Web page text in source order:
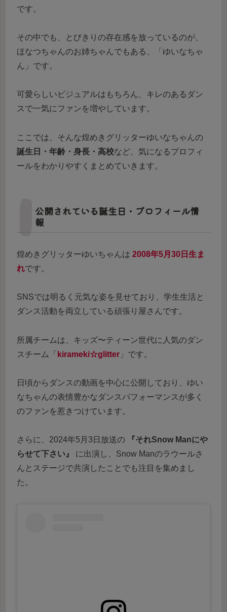
です。
その中でも、とびきりの存在感を放っているのが、
ほなつちゃんのお姉ちゃんでもある、「ゆいなちゃ
ん」です。
可愛らしいビジュアルはもちろん、キレのあるダン
スで一気にファンを増やしています。
ここでは、そんな煌めきグリッターゆいなちゃんの
誕生日・年齢・身長・高校など、気になるプロフィ
ールをわかりやすくまとめていきます。
公開されている誕生日・プロフィール情
報
煌めきグリッターゆいちゃんは 2008年5月30日生ま
れです。
SNSでは明るく元気な姿を見せており、学生生活と
ダンス活動を両立している頑張り屋さんです。
所属チームは、キッズ〜ティーン世代に人気のダン
スチーム「 kirameki☆glitter 」です。
日頃からダンスの動画を中心に公開しており、ゆい
なちゃんの表情豊かなダンスパフォーマンスが多く
のファンを惹きつけています。
さらに、2024年5月3日放送の
『それSnow Manにや
らせて下さい』
に出演し、Snow Manのラウールさ
んとステージで共演したことでも注目を集めまし
た。